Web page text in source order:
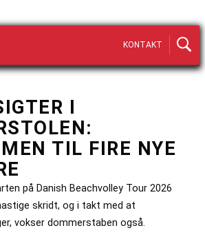
KONTAKT
I
TIL FIRE NYE
på Danish Beachvolley Tour 2026
skridt, og i takt med at
vokser dommerstaben også.